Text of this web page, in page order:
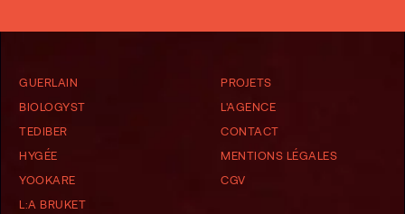
GUERLAIN
BIOLOGYST
TEDIBER
HYGÉE
YOOKARE
L:A BRUKET
PROJETS
L'AGENCE
CONTACT
MENTIONS LÉGALES
CGV